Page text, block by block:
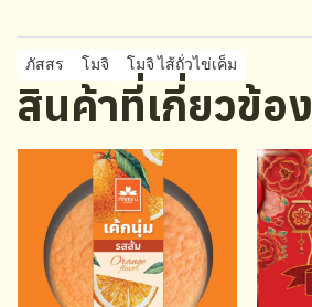
ภัสสร โมจิ โมจิ ไส้ถั่วไข่เค็ม
สินค้าที่เกี่ยวข้อง